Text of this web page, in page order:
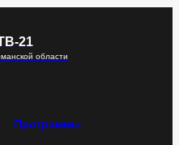
21
области
Программы